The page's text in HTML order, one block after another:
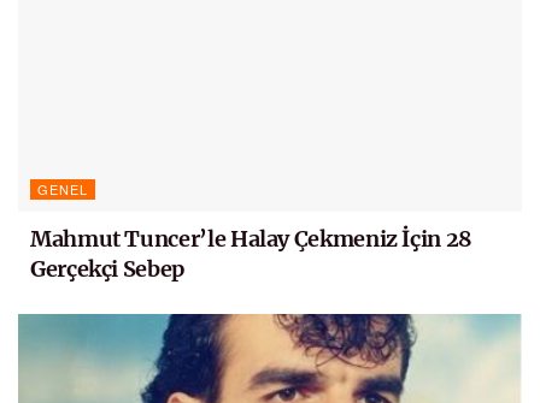
GENEL
Mahmut Tuncer’le Halay Çekmeniz İçin 28
Gerçekçi Sebep